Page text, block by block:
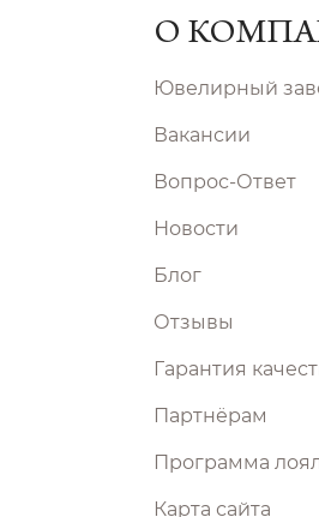
О
Ювелирный
Вакансии
Вопрос-Ответ
Новости
Блог
Отзывы
Гарантия
Партнёрам
Программа
Карта сайта